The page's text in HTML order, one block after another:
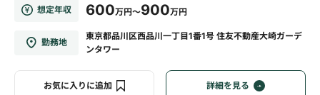
想定年収 600万円～900万円
勤務地
東京都品川区西品川一丁目1番1号 住友不動産大崎ガーデ
ンタワー
お気に入りに追加 詳細を見る